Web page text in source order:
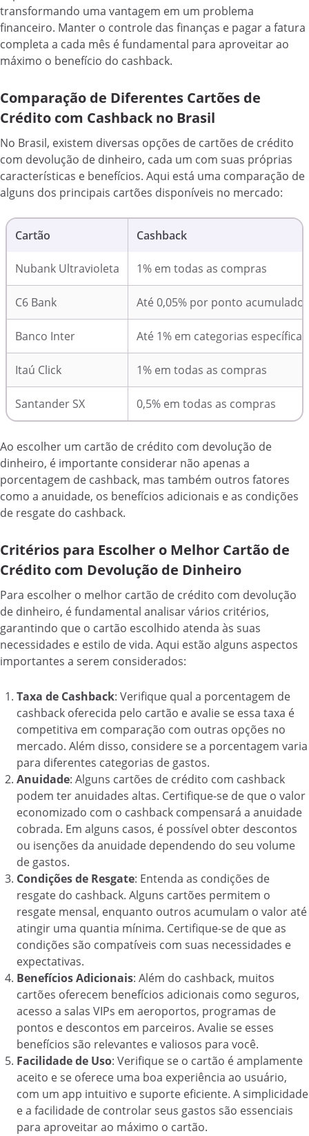
transformando uma vantagem em um problema
financeiro. Manter o controle das finanças e pagar a fatura
completa a cada mês é fundamental para aproveitar ao
máximo o benefício do cashback.
Comparação de Diferentes Cartões de
Crédito com Cashback no Brasil
No Brasil, existem diversas opções de cartões de crédito
com devolução de dinheiro, cada um com suas próprias
características e benefícios. Aqui está uma comparação de
alguns dos principais cartões disponíveis no mercado:
Cartão Cashback
Nubank Ultravioleta 1% em todas as compras
C6 Bank Até 0,05% por ponto acumulado
Banco Inter Até 1% em categorias específicas
Itaú Click 1% em todas as compras
Santander SX 0,5% em todas as compras
Ao escolher um cartão de crédito com devolução de
dinheiro, é importante considerar não apenas a
porcentagem de cashback, mas também outros fatores
como a anuidade, os benefícios adicionais e as condições
de resgate do cashback.
Critérios para Escolher o Melhor Cartão de
Crédito com Devolução de Dinheiro
Para escolher o melhor cartão de crédito com devolução
de dinheiro, é fundamental analisar vários critérios,
garantindo que o cartão escolhido atenda às suas
necessidades e estilo de vida. Aqui estão alguns aspectos
importantes a serem considerados:
Taxa de Cashback: Verifique qual a porcentagem de
cashback oferecida pelo cartão e avalie se essa taxa é
competitiva em comparação com outras opções no
mercado. Além disso, considere se a porcentagem varia
para diferentes categorias de gastos.
Anuidade: Alguns cartões de crédito com cashback
podem ter anuidades altas. Certifique-se de que o valor
economizado com o cashback compensará a anuidade
cobrada. Em alguns casos, é possível obter descontos
ou isenções da anuidade dependendo do seu volume
de gastos.
Condições de Resgate: Entenda as condições de
resgate do cashback. Alguns cartões permitem o
resgate mensal, enquanto outros acumulam o valor até
atingir uma quantia mínima. Certifique-se de que as
condições são compatíveis com suas necessidades e
expectativas.
Benefícios Adicionais: Além do cashback, muitos
cartões oferecem benefícios adicionais como seguros,
acesso a salas VIPs em aeroportos, programas de
pontos e descontos em parceiros. Avalie se esses
benefícios são relevantes e valiosos para você.
Facilidade de Uso: Verifique se o cartão é amplamente
aceito e se oferece uma boa experiência ao usuário,
com um app intuitivo e suporte eficiente. A simplicidade
e a facilidade de controlar seus gastos são essenciais
para aproveitar ao máximo o cartão.